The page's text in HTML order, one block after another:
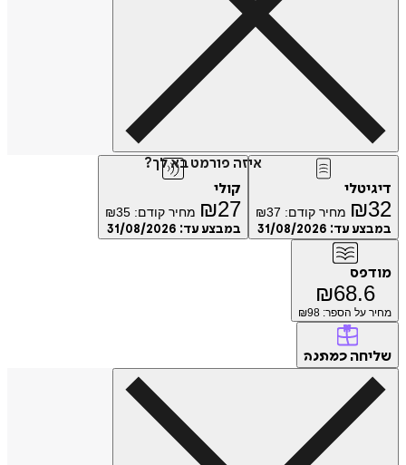
איזה פורמט בא לך?
דיגיטלי
₪32 מחיר קודם: ₪37
במבצע עד: 31/08/2026
קולי
₪27 מחיר קודם: ₪35
במבצע עד: 31/08/2026
מודפס
₪68.6
מחיר על הספר: ₪ 98
שליחה כמתנה